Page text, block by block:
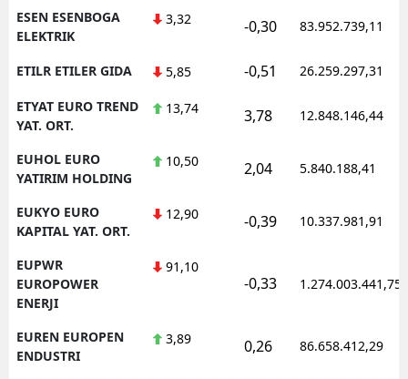
ESEN ESENBOGA
ELEKTRIK
3,32 -0,30 83.952.739,11
ETILR ETILER GIDA 5,85 -0,51 26.259.297,31
ETYAT EURO TREND
YAT. ORT.
13,74 3,78 12.848.146,44
EUHOL EURO
YATIRIM HOLDING
10,50 2,04 5.840.188,41
EUKYO EURO
KAPITAL YAT. ORT.
12,90 -0,39 10.337.981,91
EUPWR
EUROPOWER
ENERJI
91,10
-0,33 1.274.003.441,75
EUREN EUROPEN
ENDUSTRI
3,89 0,26 86.658.412,29